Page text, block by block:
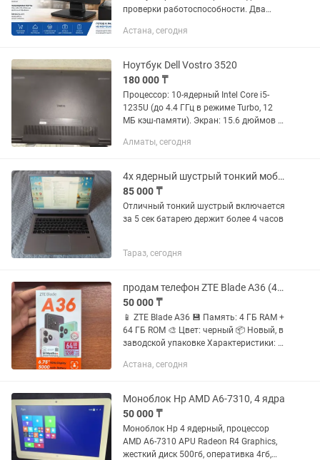
проверки работоспособности. Два
открывает свой ресторан или кофейню
Астана, сегодня
Ноутбук Dell Vostro 3520
180 000 ₸
Процессор: 10-ядерный Intel Core i5-
1235U (до 4.4 ГГц в режиме Turbo, 12
МБ кэш-памяти). Экран: 15.6 дюймов с
плавной частотой обновления 120 Гц и
Алматы, сегодня
4х ядерный шустрый тонкий мобильный ноутбук
85 000 ₸
Отличный тонкий шустрый включается
за 5 сек батарею держит более 4 часов
Тараз, сегодня
продам телефон ZTE Blade A36 (4/64 ГБ)
50 000 ₸
📱 ZTE Blade A36 💾 Память: 4 ГБ RAM +
64 ГБ ROM 🎨 Цвет: черный 📦 Новый, в
заводской упаковке Характеристики: ✅
5000 мАч ✅ 8-ядерный процессор ✅
Астана, сегодня
Моноблок Hp AMD A6-7310, 4 ядра
50 000 ₸
Моноблок Hp 4 ядерный, процессор
AMD A6-7310 APU Radeon R4 Graphics,
жесткий диск 500гб, оперативка 4гб,